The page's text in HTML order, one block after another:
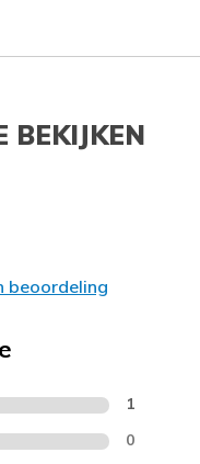
BEKIJKEN
beoordeling
1
0